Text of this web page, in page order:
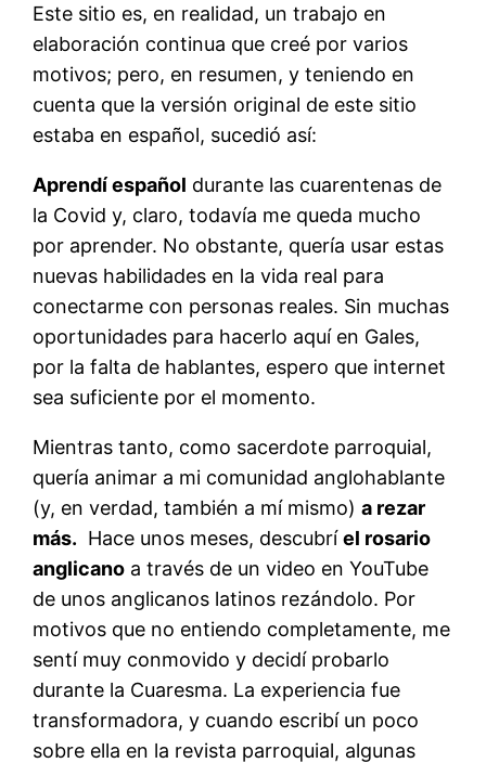
Este sitio es, en realidad, un trabajo en
elaboración continua que creé por varios
motivos; pero, en resumen, y teniendo en
cuenta que la versión original de este sitio
estaba en español, sucedió así:
Aprendí español durante las cuarentenas de
la Covid y, claro, todavía me queda mucho
por aprender. No obstante, quería usar estas
nuevas habilidades en la vida real para
conectarme con personas reales. Sin muchas
oportunidades para hacerlo aquí en Gales,
por la falta de hablantes, espero que internet
sea suficiente por el momento.
Mientras tanto, como sacerdote parroquial,
quería animar a mi comunidad anglohablante
(y, en verdad, también a mí mismo)a rezar
más. Hace unos meses, descubríel rosario
anglicano a través de un video en YouTube
de unos anglicanos latinos rezándolo. Por
motivos que no entiendo completamente, me
sentí muy conmovido y decidí probarlo
durante la Cuaresma. La experiencia fue
transformadora, y cuando escribí un poco
sobre ella en la revista parroquial, algunas